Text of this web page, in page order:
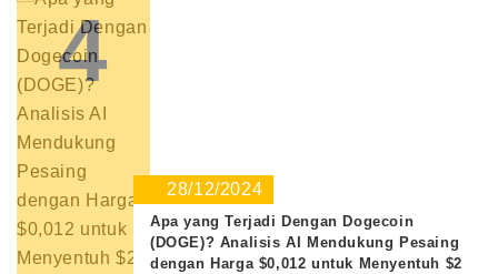
4
28/12/2024
Apa yang Terjadi Dengan Dogecoin
(DOGE)? Analisis AI Mendukung Pesaing
dengan Harga $0,012 untuk Menyentuh $2